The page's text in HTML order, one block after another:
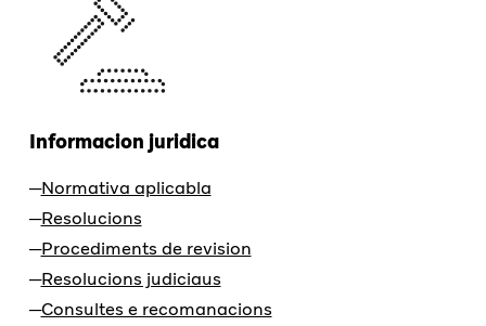
Informacion juridica
Normativa aplicabla
Resolucions
Procediments de revision
Resolucions judiciaus
Consultes e recomanacions